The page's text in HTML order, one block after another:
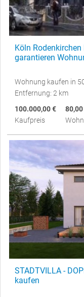
Köln
garantieren
Wohnung kaufen in
Entfernung: 2 km
100.000,00 €
Kaufpreis
80,00
STADTVILLA -
kaufen